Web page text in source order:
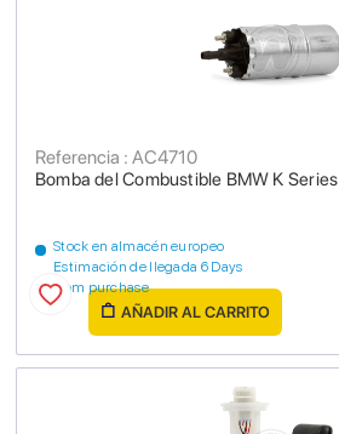
Bomba del Combustible BMW K Series
Referencia : AC4710
Stock en almacén europeo
Estimación de llegada 6 Days
from purchase
AÑADIR AL CARRITO